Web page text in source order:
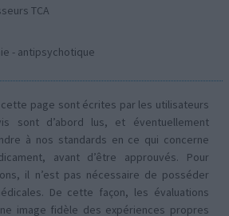
TCA
- antipsychotique
cette page sont écrites par les utilisateurs
sont d’abord lus, et éventuellement
à nos standards en ce qui concerne
avant d’être approuvés. Pour
il n’est pas nécessaire de posséder
De cette façon, les évaluations
image fidèle des expériences propres